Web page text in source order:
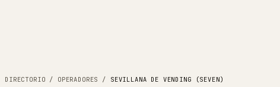
DIRECTORIO / OPERADORES / SEVILLANA DE VENDING (SEVEN)